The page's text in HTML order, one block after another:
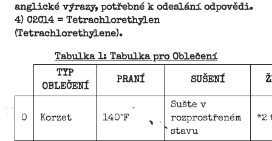
anglické výrazy, potřebné k odeslání odpovědi.
4) C2Cl4 = Tetrachlorethylen
(Tetrachlorethylene).
Tabulka 1: Tabulka pro Oblečení
TYP
OBLEČENÍ
PRANÍ SUŠENÍ
0 Korzet 140°F
Sušte v
rozprostřeném
stavu
*2